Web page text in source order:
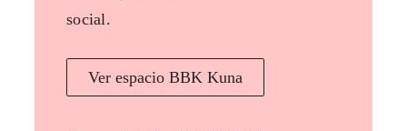
social.
Ver espacio BBK Kuna